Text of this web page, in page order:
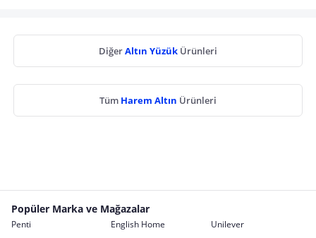
DiğerAltın Yüzük Ürünleri
Tüm Harem Altın Ürünleri
Popüler Marka ve Mağazalar
Penti English Home
Unilever